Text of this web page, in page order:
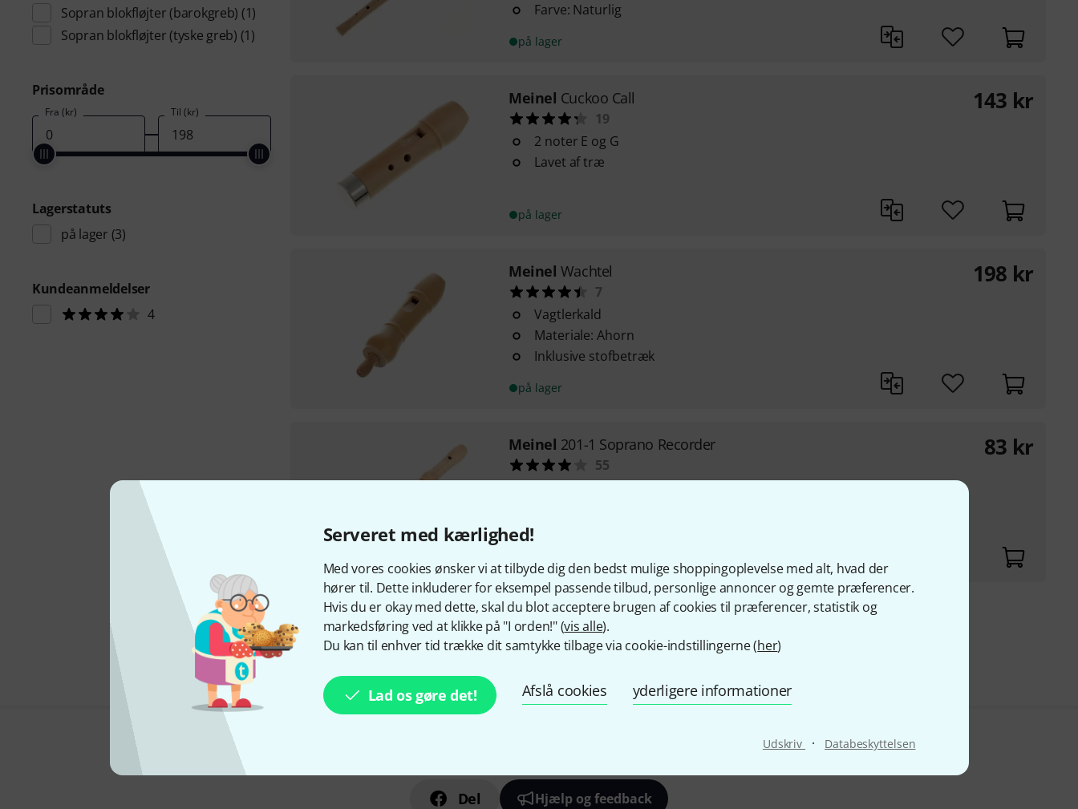
Serveret med kærlighed!
Med vores cookies ønsker vi at tilbyde dig den bedst mulige shoppingoplevelse med alt, hvad der
hører til. Dette inkluderer for eksempel passende tilbud, personlige annoncer og gemte præferencer.
Hvis du er okay med dette, skal du blot acceptere brugen af cookies til præferencer, statistik og
markedsføring ved at klikke på "I orden!" (vis alle).
Du kan til enhver tid trække dit samtykke tilbage via cookie-indstillingerne (her)
Lad os gøre det! Afslå cookies yderligere informationer
Udskriv · Databeskyttelsen
Sopran blokfløjter (barokgreb) (1)
Sopran blokfløjter (tyske greb) (1)
Prisområde
Fra (kr) Til (kr)
Lagerstatuts
på lager (3)
Kundeanmeldelser
4
Farve: Naturlig
på lager
Meinel Cuckoo Call
19
2 noter E og G
Lavet af træ
på lager
143 kr
Meinel Wachtel
7
Vagtlerkald
Materiale: Ahorn
Inklusive stofbetræk
på lager
198 kr
Meinel 201-1 Soprano Recorder
55
Til levering om flere måneder
83 kr
Alle priser er inkl. moms
Del Hjælp og feedback